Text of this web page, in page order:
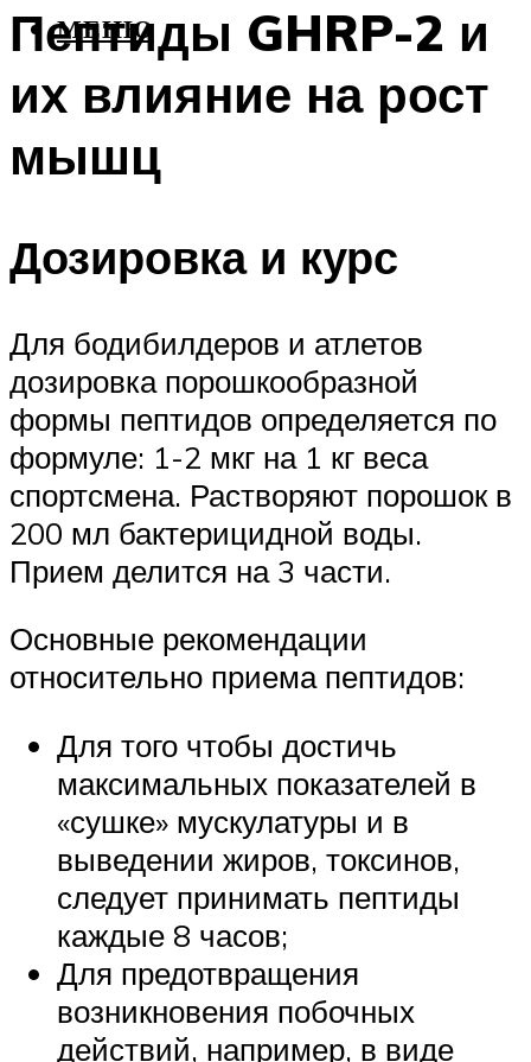
МЕНЮ
Пептиды GHRP-2 и
их влияние на рост
мышц
Дозировка и курс
Для бодибилдеров и атлетов
дозировка порошкообразной
формы пептидов определяется по
формуле: 1-2 мкг на 1 кг веса
спортсмена. Растворяют порошок в
200 мл бактерицидной воды.
Прием делится на 3 части.
Основные рекомендации
относительно приема пептидов:
Для того чтобы достичь
максимальных показателей в
«сушке» мускулатуры и в
выведении жиров, токсинов,
следует принимать пептиды
каждые 8 часов;
Для предотвращения
возникновения побочных
действий, например, в виде